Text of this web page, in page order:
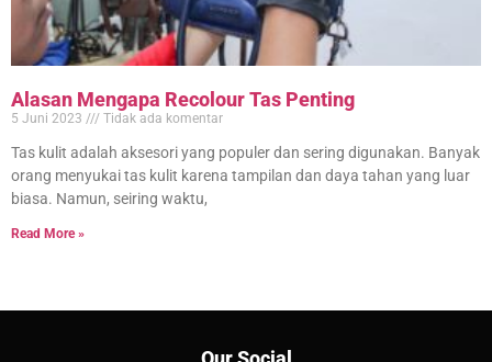
Alasan Mengapa Recolour Tas Penting
5 Juni 2023 Tidak ada komentar
Tas kulit adalah aksesori yang populer dan sering digunakan. Banyak
orang menyukai tas kulit karena tampilan dan daya tahan yang luar
biasa. Namun, seiring waktu,
Read More »